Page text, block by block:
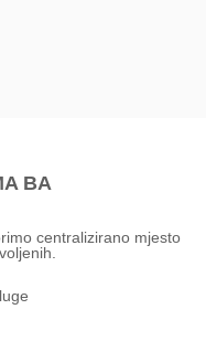
BA
centralizirano mjesto